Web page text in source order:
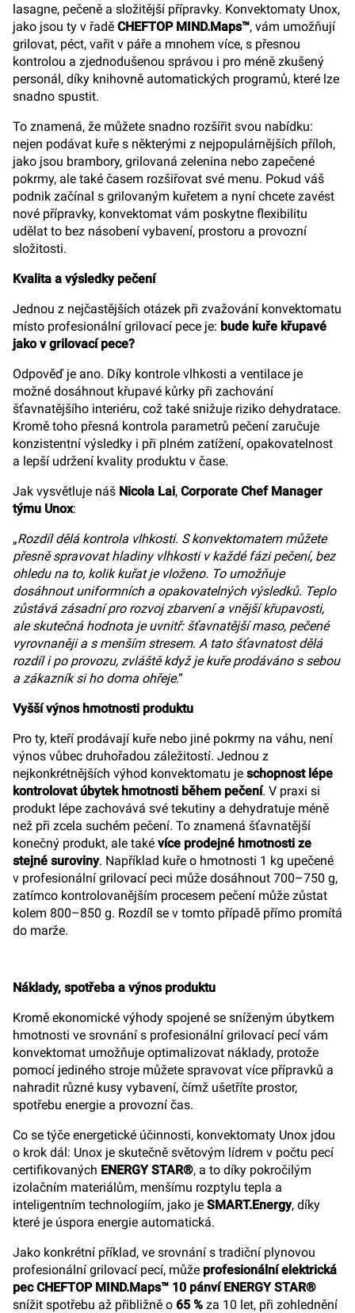
lasagne, pečeně a složitější přípravky. Konvektomaty Unox,
jako jsou ty v řadě CHEFTOP MIND.Maps™, vám umožňují
grilovat, péct, vařit v páře a mnohem více, s přesnou
kontrolou a zjednodušenou správou i pro méně zkušený
personál, díky knihovně automatických programů, které lze
snadno spustit.
To znamená, že můžete snadno rozšířit svou nabídku:
nejen podávat kuře s některými z nejpopulárnějších příloh,
jako jsou brambory, grilovaná zelenina nebo zapečené
pokrmy, ale také časem rozšiřovat své menu. Pokud váš
podnik začínal s grilovaným kuřetem a nyní chcete zavést
nové přípravky, konvektomat vám poskytne flexibilitu
udělat to bez násobení vybavení, prostoru a provozní
složitosti.
Kvalita a výsledky pečení
Jednou z nejčastějších otázek při zvažování konvektomatu
místo profesionální grilovací pece je: bude kuře křupavé
jako v grilovací pece?
Odpověď je ano. Díky kontrole vlhkosti a ventilace je
možné dosáhnout křupavé kůrky při zachování
šťavnatějšího interiéru, což také snižuje riziko dehydratace.
Kromě toho přesná kontrola parametrů pečení zaručuje
konzistentní výsledky i při plném zatížení, opakovatelnost
a lepší udržení kvality produktu v čase.
Jak vysvětluje náš Nicola Lai, Corporate Chef Manager
týmu Unox:
„Rozdíl dělá kontrola vlhkosti. S konvektomatem můžete
přesně spravovat hladiny vlhkosti v každé fázi pečení, bez
ohledu na to, kolik kuřat je vloženo. To umožňuje
dosáhnout uniformních a opakovatelných výsledků. Teplo
zůstává zásadní pro rozvoj zbarvení a vnější křupavosti,
ale skutečná hodnota je uvnitř: šťavnatější maso, pečené
vyrovnaněji a s menším stresem. A tato šťavnatost dělá
rozdíl i po provozu, zvláště když je kuře prodáváno s sebou
a zákazník si ho doma ohřeje.“
Vyšší výnos hmotnosti produktu
Pro ty, kteří prodávají kuře nebo jiné pokrmy na váhu, není
výnos vůbec druhořadou záležitostí. Jednou z
nejkonkrétnějších výhod konvektomatu je schopnost lépe
kontrolovat úbytek hmotnosti během pečení. V praxi si
produkt lépe zachovává své tekutiny a dehydratuje méně
než při zcela suchém pečení. To znamená šťavnatější
konečný produkt, ale také více prodejné hmotnosti ze
stejné suroviny. Například kuře o hmotnosti 1 kg upečené
v profesionální grilovací peci může dosáhnout 700–750 g,
zatímco kontrolovanějším procesem pečení může zůstat
kolem 800–850 g. Rozdíl se v tomto případě přímo promítá
do marže.
Náklady, spotřeba a výnos produktu
Kromě ekonomické výhody spojené se sníženým úbytkem
hmotnosti ve srovnání s profesionální grilovací pecí vám
konvektomat umožňuje optimalizovat náklady, protože
pomocí jediného stroje můžete spravovat více přípravků a
nahradit různé kusy vybavení, čímž ušetříte prostor,
spotřebu energie a provozní čas.
Co se týče energetické účinnosti, konvektomaty Unox jdou
o krok dál: Unox je skutečně světovým lídrem v počtu pecí
certifikovaných ENERGY STAR®, a to díky pokročilým
izolačním materiálům, menšímu rozptylu tepla a
inteligentním technologiím, jako je SMART.Energy, díky
které je úspora energie automatická.
Jako konkrétní příklad, ve srovnání s tradiční plynovou
profesionální grilovací pecí, může profesionální elektrická
pec CHEFTOP MIND.Maps™ 10 pánví ENERGY STAR®
snížit spotřebu až přibližně o 65 % za 10 let, při zohlednění